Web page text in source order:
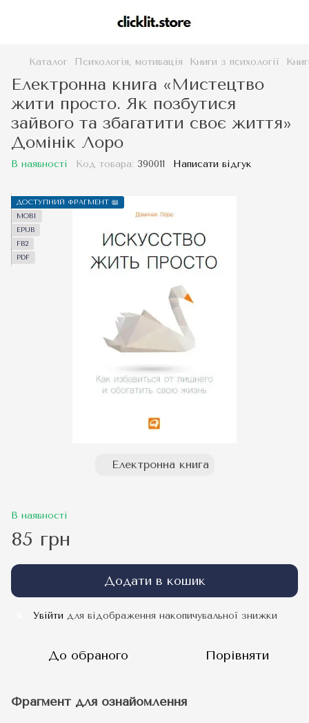
Каталог Психологія, мотивація Книги з психології
Електронна книга «Мистецтво
жити просто. Як позбутися
зайвого та збагатити своє життя»
Домінік Лоро
В наявності Код товара: 390011 Написати відгук
ДОСТУПНИЙ ФРАГМЕНТ 📖
MOBI
EPUB
FB2
PDF
Електронна книга
В наявності
85 грн
Додати в кошик
Увійти для відображення накопичувальної знижки
До обраного Порівняти
Фрагмент для ознайомлення